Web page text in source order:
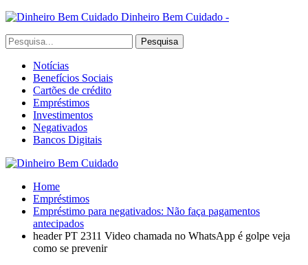
Dinheiro Bem Cuidado -
Notícias
Benefícios Sociais
Cartões de crédito
Empréstimos
Investimentos
Negativados
Bancos Digitais
Home
Empréstimos
Empréstimo para negativados: Não faça pagamentos
antecipados
header PT 2311 Video chamada no WhatsApp é golpe veja
como se prevenir